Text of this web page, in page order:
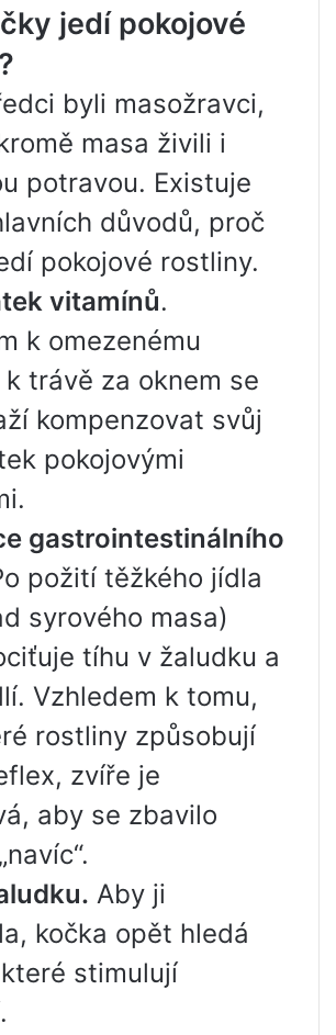
jedí pokojové
byli masožravci,
masa živili i
potravou. Existuje
důvodů, proč
pokojové rostliny.
vitamínů.
k omezenému
trávě za oknem se
kompenzovat svůj
pokojovými
gastrointestinálního
požití těžkého jídla
syrového masa)
tíhu v žaludku a
Vzhledem k tomu,
rostliny způsobují
zvíře je
aby se zbavilo
Aby ji
kočka opět hledá
stimulují